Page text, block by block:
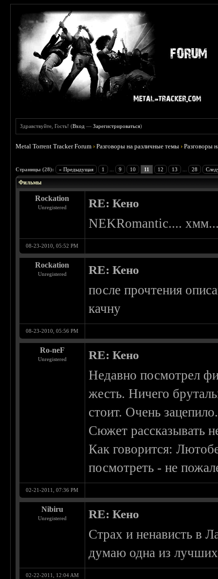
Здравствуйте, Гость! (Вход —Зарегистрироваться)
Metal Torrent Tracker Forum ›Разговоры на различные темы ›Разговоры
Страницы (28): « Предыдущая 1 9 10 11 12 13 28
Фильмы
Rockation
Unregistered RE: Кено
NEKRomantic....
08-23-2010, 05:52 PM
Rockation
Unregistered RE: Кено
после прочтения
качну
08-23-2010, 05:56 PM
Ro-neF
Unregistered RE: Кено
Недавно посмотрел
жесть. Ничего
стоит. Очень зацепило.
Сюжет рассказывать
Как говорится:
посмотреть - не
02-21-2011, 07:36 PM
Nibiru
Unregistered RE: Кено
Страх и ненависть в
думаю одна из
02-22-2011, 12:04 AM